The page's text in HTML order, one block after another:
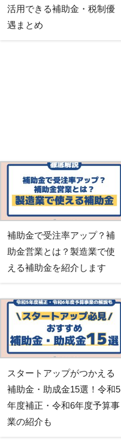
活用できる補助金・税制優
遇まとめ
補助金で受注率アップ？補
助金営業とは？製造業で使
える補助金を紹介します
スタートアップがつかえる
補助金・助成金15選！令和5
年度補正・令和6年度予算事
業の紹介も